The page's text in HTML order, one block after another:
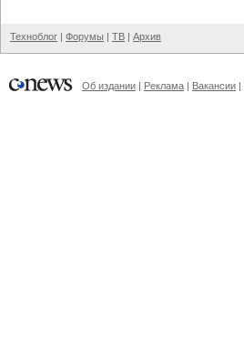
Техноблог | Форумы | ТВ | Архив
Об издании | Реклама | Вакансии |